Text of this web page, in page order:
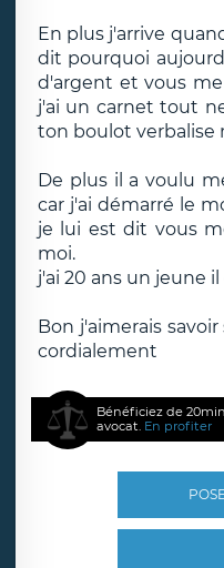
En plus j'arrive
dit pourquoi
d'argent et vous
j'ai un carnet tout
ton boulot verbalise
De plus il a voulu
car j'ai démarré le
je lui est dit vous
moi.
j'ai 20 ans un jeune
Bon j'aimerais
cordialement
Bénéficiez de
avocat. En profiter